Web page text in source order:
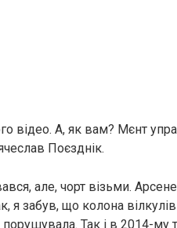
відео. А, як вам? Мєнт
Поєзднік.
але, чорт візьми.
забув, що колона вілкулів і
Так і в 2014-му